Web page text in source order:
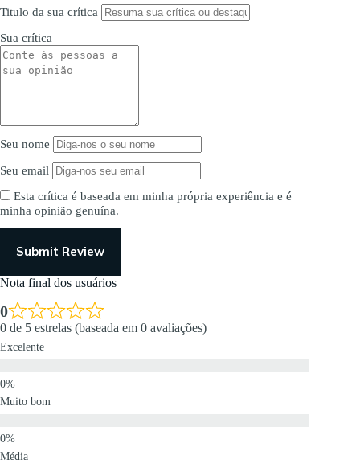
Titulo da sua crítica
Sua crítica
Seu nome
Seu email
Esta crítica é baseada em minha própria experiência e é
minha opinião genuína.
Submit Review
Nota final dos usuários
0
0 de 5 estrelas (baseada em 0 avaliações)
Excelente
Muito bom
Média